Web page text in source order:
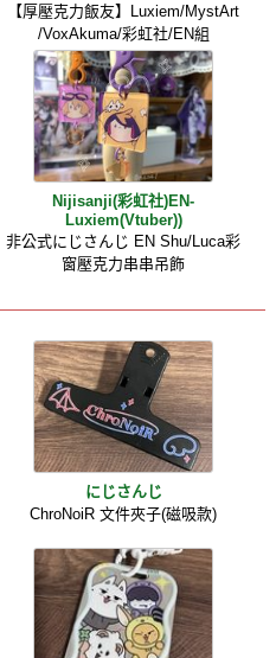
【厚壓克力飯友】Luxiem/MystArt
/VoxAkuma/彩虹社/EN組
Nijisanji(彩虹社)EN-
Luxiem(Vtuber))
非公式にじさんじ EN Shu/Luca彩
窗壓克力串串吊飾
にじさんじ
ChroNoiR 文件夾子(磁吸款)